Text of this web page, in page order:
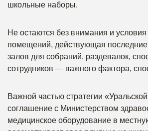
школьные наборы.
Не остаются без внимания и
помещений, действующая
залов для собраний, раздевалок,
сотрудников — важного фактора,
Важной частью стратегии
соглашение с Министерством
медицинское оборудование в